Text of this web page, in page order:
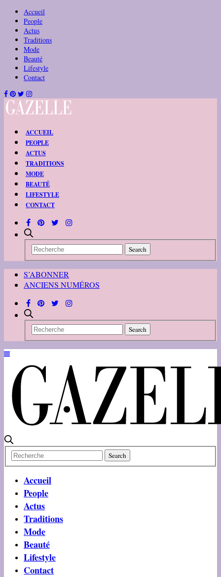
Accueil
People
Actus
Traditions
Mode
Beauté
Lifestyle
Contact
ACCUEIL
PEOPLE
ACTUS
TRADITIONS
MODE
BEAUTÉ
LIFESTYLE
CONTACT
S’ABONNER
ANCIENS NUMÉROS
Accueil
People
Actus
Traditions
Mode
Beauté
Lifestyle
Contact